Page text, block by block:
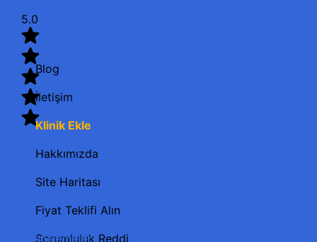
5.0
7 İncelemeler
Blog
İletişim
Klinik Ekle
Hakkımızda
Site Haritası
Fiyat Teklifi Alın
Sorumluluk Reddi